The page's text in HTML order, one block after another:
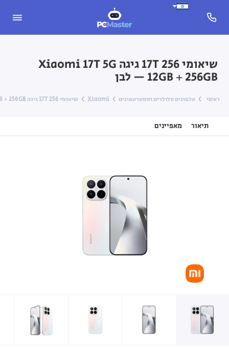
שיאומי 17T 256 גיגה Xiaomi 17T 5G
12GB + 256GB — לבן
ראשי טלפונים סלולרים וסמארטפונים Xiaomi שיאומי 17T 256 גיגה Xiaomi 17T 5G 12GB + 256GB — לבן
תיאור מאפיינים